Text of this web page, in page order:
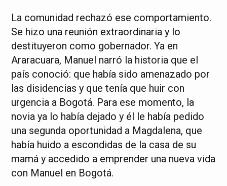
La comunidad rechazó ese comportamiento.
Se hizo una reunión extraordinaria y lo
destituyeron como gobernador. Ya en
Araracuara, Manuel narró la historia que el
país conoció: que había sido amenazado por
las disidencias y que tenía que huir con
urgencia a Bogotá. Para ese momento, la
novia ya lo había dejado y él le había pedido
una segunda oportunidad a Magdalena, que
había huido a escondidas de la casa de su
mamá y accedido a emprender una nueva vida
con Manuel en Bogotá.